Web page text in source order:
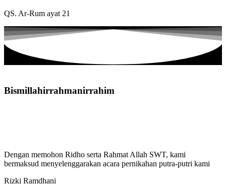
QS. Ar-Rum ayat 21
Bismillahirrahmanirrahim
Dengan memohon Ridho serta Rahmat Allah SWT, kami
bermaksud menyelenggarakan acara pernikahan putra-putri kami
Rizki Ramdhani